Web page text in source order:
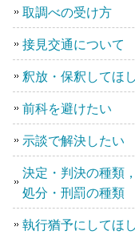
取調べの受け方
接見交通について
釈放・保釈してほ
前科を避けたい
示談で解決したい
決定・判決の種類，
処分・刑罰の種類
執行猶予にしてほ